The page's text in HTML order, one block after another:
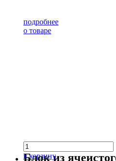
подробнее
о товаре
в корзину
Блок из